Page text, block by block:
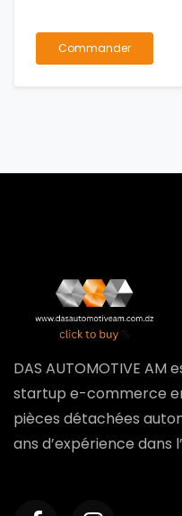
Commander
DAS AUTOMOTIVE
startup e-commerce
pièces détachées
ans d’expérience dans